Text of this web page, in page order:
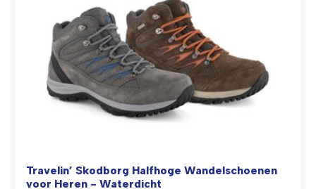
Travelin’ Skodborg Halfhoge Wandelschoenen
voor Heren - Waterdicht